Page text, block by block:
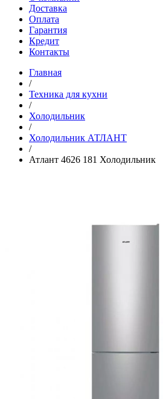
Доставка
Оплата
Гарантия
Кредит
Контакты
Главная
/
Техника для кухни
/
Холодильник
/
Холодильник АТЛАНТ
/
Атлант 4626 181 Холодильник